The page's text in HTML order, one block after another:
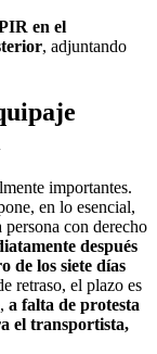
en el
, adjuntando
importantes.
en lo esencial,
con derecho
después
de los siete días
retraso, el plazo es
a falta de protesta
el transportista,